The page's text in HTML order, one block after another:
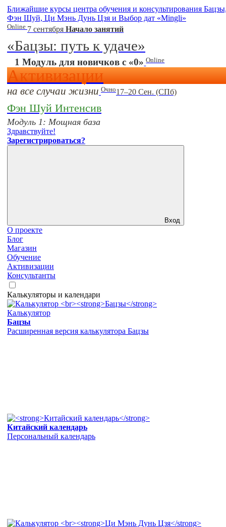
Ближайшие курсы центра обучения и консультирования
Фэн Шуй, Ци Мэнь Дунь Цзя и Выбор дат «Mingli»
Online 7 сентября Начало занятий
«Бацзы: путь к удаче»
1 Модуль для новичков с «0» Online
Активизации
на все случаи жизни Очно17–20 Сен. (СПб)
Фэн Шуй Интенсив
Модуль 1: Мощная база
Здравствуйте!
Зарегистрироваться?
Вход
О проекте
Блог
Магазин
Обучение
Активизации
Консультанты
Калькуляторы и календари
Калькулятор
Бацзы
Расширенная версия калькулятора Бацзы
Китайский календарь
Персональный календарь